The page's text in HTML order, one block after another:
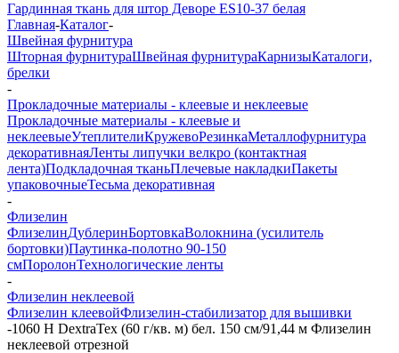
Гардинная ткань для штор Деворе ES10-37 белая
Главная-Каталог-
Швейная фурнитура
Шторная фурнитураШвейная фурнитураКарнизыКаталоги,
брелки
-
Прокладочные материалы - клеевые и неклеевые
Прокладочные материалы - клеевые и
неклеевыеУтеплителиКружевоРезинкаМеталлофурнитура
декоративнаяЛенты липучки велкро (контактная
лента)Подкладочная тканьПлечевые накладкиПакеты
упаковочныеТесьма декоративная
-
Флизелин
ФлизелинДублеринБортовкаВолокнина (усилитель
бортовки)Паутинка-полотно 90-150
смПоролонТехнологические ленты
-
Флизелин неклеевой
Флизелин клеевойФлизелин-стабилизатор для вышивки
-1060 H DextraTex (60 г/кв. м) бел. 150 см/91,44 м Флизелин
неклеевой отрезной